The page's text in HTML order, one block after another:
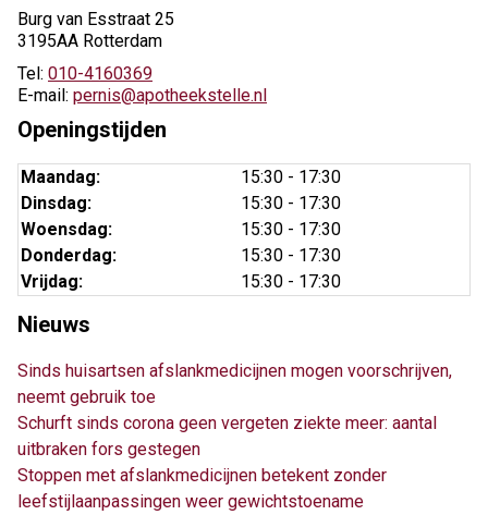
Burg van Esstraat 25
3195AA Rotterdam
Tel: 010-4160369
E-mail: pernis@apotheekstelle.nl
Openingstijden
Maandag:
15:30 - 17:30
Dinsdag:
15:30 - 17:30
Woensdag:
15:30 - 17:30
Donderdag:
15:30 - 17:30
Vrijdag:
15:30 - 17:30
Nieuws
Sinds huisartsen afslankmedicijnen mogen voorschrijven,
neemt gebruik toe
Schurft sinds corona geen vergeten ziekte meer: aantal
uitbraken fors gestegen
Stoppen met afslankmedicijnen betekent zonder
leefstijlaanpassingen weer gewichtstoename